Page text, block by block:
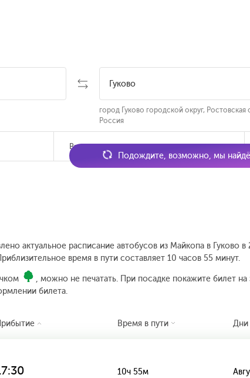
город Гуково городской округ, Ростовская
Россия
Время отправления
актуальное расписание автобусов из Майкопа в Гуково
время в пути составляет 10 часов 55 минут.
, можно не печатать. При посадке покажите билет
билета.
Подождите, возможно, мы
Время в пути Дни
10ч 55м